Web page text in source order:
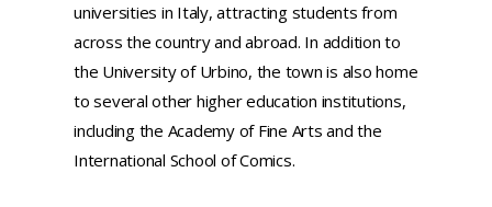
universities in Italy, attracting students from
across the country and abroad. In addition to
the University of Urbino, the town is also home
to several other higher education institutions,
including the Academy of Fine Arts and the
International School of Comics.